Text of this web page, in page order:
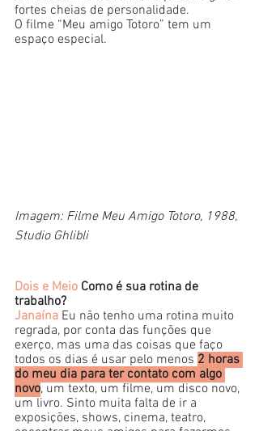
fortes cheias de personalidade.
O filme “Meu amigo Totoro” tem um
espaço especial.
Imagem: Filme Meu Amigo Totoro, 1988,
Studio Ghlibli
Dois e Meio Como é sua rotina de
trabalho?
Janaína Eu não tenho uma rotina muito
regrada, por conta das funções que
exerço, mas uma das coisas que faço
todos os dias é usar pelo menos 2 horas
do meu dia para ter contato com algo
novo, um texto, um filme, um disco novo,
um livro. Sinto muita falta de ir a
exposições, shows, cinema, teatro,